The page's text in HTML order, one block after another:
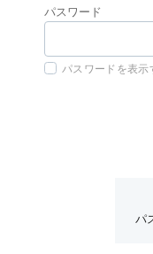
パスワード
パスワードを表示
パ